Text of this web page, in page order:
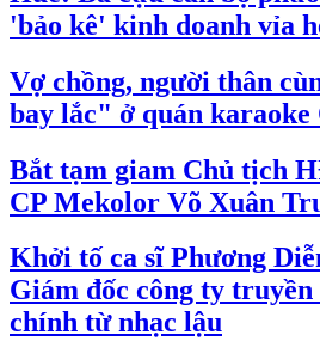
'bảo kê' kinh doanh vỉa
Vợ chồng, người thân
bay lắc" ở quán karaoke
Bắt tạm giam Chủ tịch
CP Mekolor Võ Xuân
Khởi tố ca sĩ Phương
Giám đốc công ty
chính từ nhạc lậu